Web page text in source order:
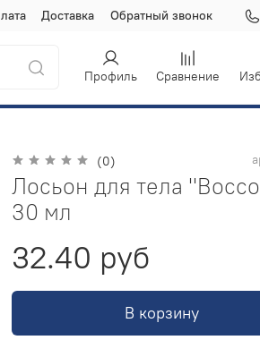
Доставка Обратный звонок
Профиль Сравнение
(0)
Лосьон для тела
30 мл
32.40 руб
В корзину